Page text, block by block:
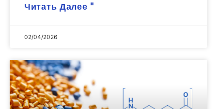
Читать Далее "
02/04/2026